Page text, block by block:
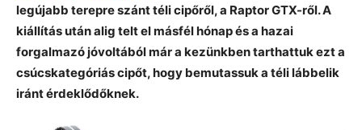
legújabb terepre szánt téli cipőről, a Raptor GTX-ről. A
kiállítás után alig telt el másfél hónap és a hazai
forgalmazó jóvoltából már a kezünkben tarthattuk ezt a
csúcskategóriás cipőt, hogy bemutassuk a téli lábbelik
iránt érdeklődőknek.